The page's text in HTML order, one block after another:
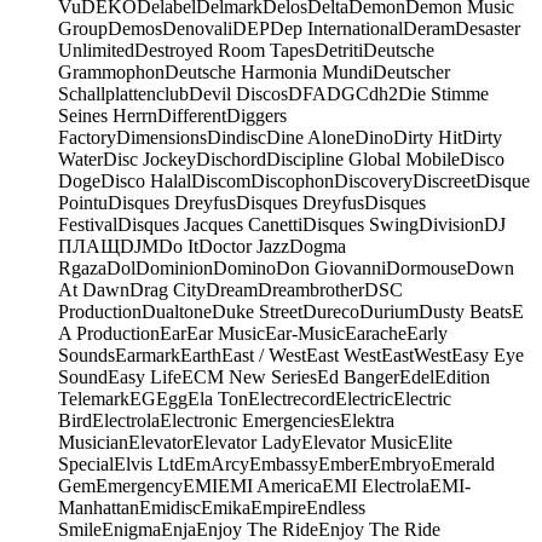
VuDEKODelabelDelmarkDelosDeltaDemonDemon Music
GroupDemosDenovaliDEPDep InternationalDeramDesaster
UnlimitedDestroyed Room TapesDetritiDeutsche
GrammophonDeutsche Harmonia MundiDeutscher
SchallplattenclubDevil DiscosDFADGCdh2Die Stimme
Seines HerrnDifferentDiggers
FactoryDimensionsDindiscDine AloneDinoDirty HitDirty
WaterDisc JockeyDischordDiscipline Global MobileDisco
DogeDisco HalalDiscomDiscophonDiscoveryDiscreetDisque
PointuDisques DreyfusDisques DreyfusDisques
FestivalDisques Jacques CanettiDisques SwingDivisionDJ
ПЛАЩDJMDo ItDoctor JazzDogma
RgazaDolDominionDominoDon GiovanniDormouseDown
At DawnDrag CityDreamDreambrotherDSC
ProductionDualtoneDuke StreetDurecoDuriumDusty BeatsE
A ProductionEarEar MusicEar-MusicEaracheEarly
SoundsEarmarkEarthEast / WestEast WestEastWestEasy Eye
SoundEasy LifeECM New SeriesEd BangerEdelEdition
TelemarkEGEggEla TonElectrecordElectricElectric
BirdElectrolaElectronic EmergenciesElektra
MusicianElevatorElevator LadyElevator MusicElite
SpecialElvis LtdEmArcyEmbassyEmberEmbryoEmerald
GemEmergencyEMIEMI AmericaEMI ElectrolaEMI-
ManhattanEmidiscEmikaEmpireEndless
SmileEnigmaEnjaEnjoy The RideEnjoy The Ride